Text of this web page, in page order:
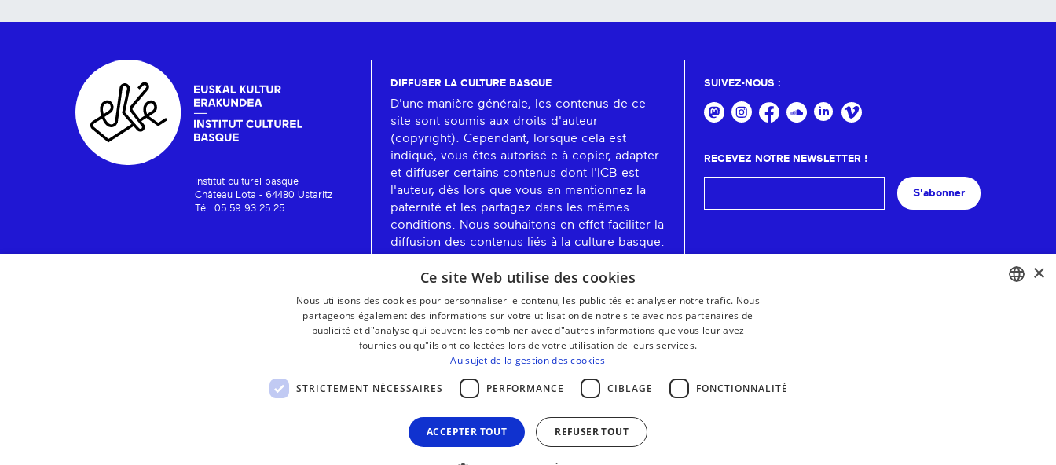
Institut culturel basque
Château Lota - 64480 Ustaritz
Tél. 05 59 93 25 25
DIFFUSER LA CULTURE BASQUE
D'une manière générale, les contenus de ce
site sont soumis aux droits d'auteur
(copyright). Cependant, lorsque cela est
indiqué, vous êtes autorisé.e à copier, adapter
et diffuser certains contenus dont l'ICB est
l'auteur, dès lors que vous en mentionnez la
paternité et les partagez dans les mêmes
conditions. Nous souhaitons en effet faciliter la
diffusion des contenus liés à la culture basque.
SUIVEZ-NOUS :
RECEVEZ NOTRE NEWSLETTER !
S'abonner
×
Ce site Web utilise des cookies
Nous utilisons des cookies pour personnaliser le contenu, les publicités et analyser notre trafic. Nous
partageons également des informations sur votre utilisation de notre site avec nos partenaires de
publicité et d"analyse qui peuvent les combiner avec d"autres informations que vous leur avez
fournies ou qu"ils ont collectées lors de votre utilisation de leurs services.
Au sujet de la gestion des cookies
STRICTEMENT NÉCESSAIRES PERFORMANCE CIBLAGE FONCTIONNALITÉ
ACCEPTER TOUT REFUSER TOUT